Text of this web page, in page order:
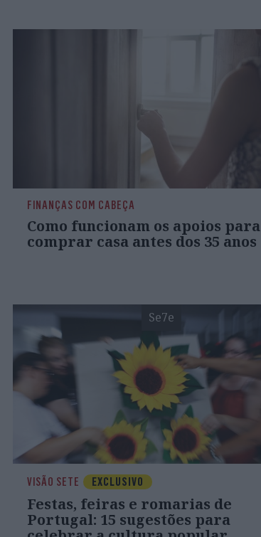
FINANÇAS COM CABEÇA
Como funcionam os apoios para
comprar casa antes dos 35 anos
Se7e
VISÃO SETE EXCLUSIVO
Festas, feiras e romarias de
Portugal: 15 sugestões para